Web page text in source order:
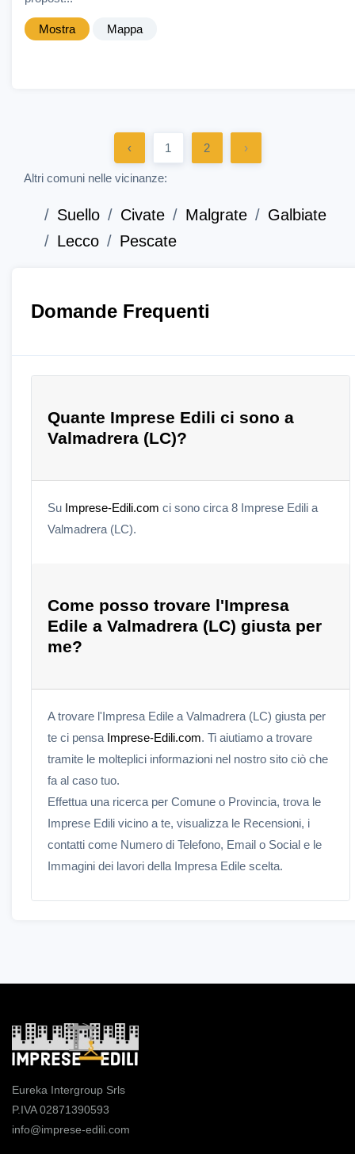
Mostra Mappa
‹ 1 2 ›
Altri comuni nelle vicinanze:
Suello Civate Malgrate
Galbiate
Lecco
Pescate
Domande Frequenti
Quante Imprese Edili ci sono a
Valmadrera (LC)?
Su Imprese-Edili.com ci sono circa 8 Imprese Edili a
Valmadrera (LC).
Come posso trovare l'Impresa
Edile a Valmadrera (LC) giusta per
me?
A trovare l'Impresa Edile a Valmadrera (LC) giusta per
te ci pensa Imprese-Edili.com. Ti aiutiamo a trovare
tramite le molteplici informazioni nel nostro sito ciò che
fa al caso tuo.
Effettua una ricerca per Comune o Provincia, trova le
Imprese Edili vicino a te, visualizza le Recensioni, i
contatti come Numero di Telefono, Email o Social e le
Immagini dei lavori della Impresa Edile scelta.
Eureka Intergroup Srls
P.IVA 02871390593
info@imprese-edili.com